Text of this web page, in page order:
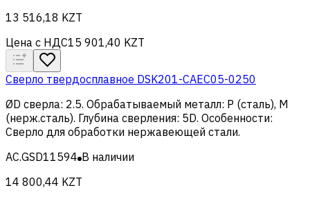
13 516,18 KZT
Цена с НДС15 901,40 KZT
Сверло твердосплавное DSK201-CAEC05-0250
ØD сверла: 2.5. Обрабатываемый металл: Р (сталь), M
(нерж.сталь). Глубина сверления: 5D. Особенности:
Сверло для обработки нержавеющей стали.
AC.GSD11594 В наличии
14 800,44 KZT